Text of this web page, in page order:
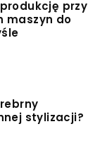
przy
maszyn do
stylizacji?